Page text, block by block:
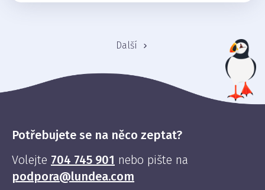
Další
Potřebujete se na něco zeptat?
Volejte 704 745 901 nebo pište na
podpora@lundea.com